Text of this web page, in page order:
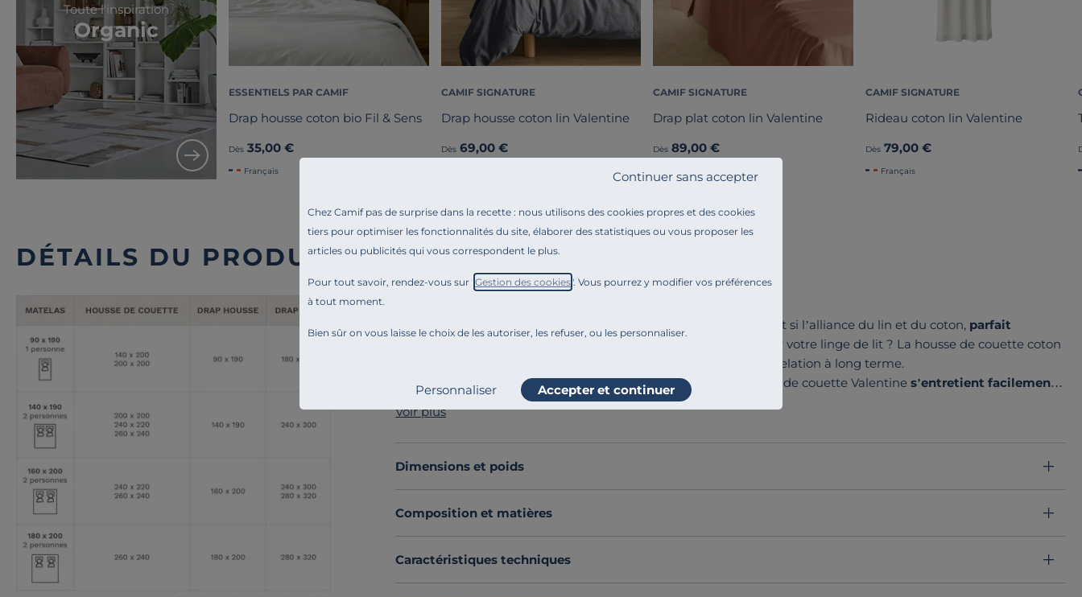
Chez Camif pas de surprise dans la recette : nous utilisons des cookies propres et des cookies
tiers pour optimiser les fonctionnalités du site, élaborer des statistiques ou vous proposer les
articles ou publicités qui vous correspondent le plus.
Pour tout savoir, rendez-vous sur " Gestion des cookies". Vous pourrez y modifier vos préférences
à tout moment.
Bien sûr on vous laisse le choix de les autoriser, les refuser, ou les personnaliser.
Continuer sans accepter
Personnaliser Accepter et continuer
Toute l'inspiration
Organic
ESSENTIELS PAR CAMIF
Drap housse coton bio Fil & Sens
Dès 35,00 €
Français
CAMIF SIGNATURE
Drap housse coton lin Valentine
Dès 69,00 €
CAMIF SIGNATURE
Drap plat coton lin Valentine
Dès 89,00 €
CAMIF SIGNATURE
Rideau coton lin Valentine
Dès 79,00 €
Français
DÉTAILS DU PRODUIT
Vous rêvez d’une histoire d’amour de haut vol avec vos draps ? Et si l’alliance du lin et du coton, parfait
, était la solution rêvée pour votre linge de lit ? La housse de couette coton
, vous offre cette relation à long terme.
Avec ses
75 % de coton et 25 % de lin, l’union parfaite, la housse de couette Valentines’entretient facilement
et se bonifie avec le temps en acquérant une douceur toujours plus grande.
Cette housse de couette est disponible dans une large palette de couleurs et s’adapte à tous vos goûts. Craquez
pour son aspect délicieusement froissé.
Découvrez toute notre sélection :
Voir plus
Dimensions et poids
Composition et matières
Caractéristiques techniques